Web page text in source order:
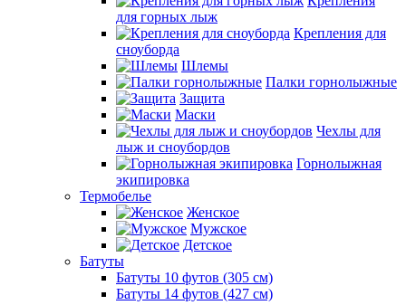
для горных лыж
Крепления для
сноуборда
Шлемы
Палки горнолыжные
Защита
Маски
Чехлы для
лыж и сноубордов
Горнолыжная
экипировка
Термобелье
Женское
Мужское
Детское
Батуты
Батуты 10 футов (305 см)
Батуты 14 футов (427 см)